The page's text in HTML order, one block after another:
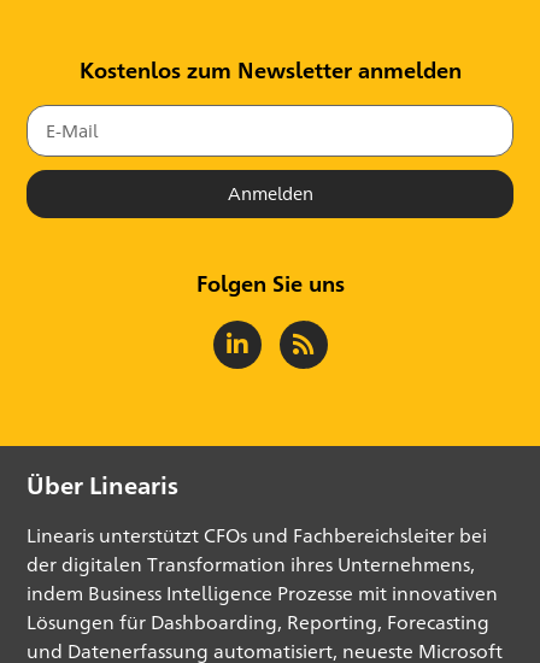
Kostenlos zum Newsletter anmelden
Anmelden
Folgen Sie uns
Über Linearis
Linearis unterstützt CFOs und Fachbereichsleiter bei
der digitalen Transformation ihres Unternehmens,
indem Business Intelligence Prozesse mit innovativen
Lösungen für Dashboarding, Reporting, Forecasting
und Datenerfassung automatisiert, neueste Microsoft